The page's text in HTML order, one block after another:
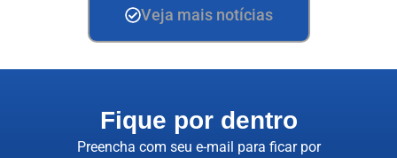
Veja mais notícias
Fique por dentro
Preencha com seu e-mail para ficar por